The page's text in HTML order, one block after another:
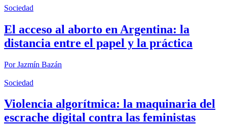
Sociedad
El acceso al aborto en Argentina: la
distancia entre el papel y la práctica
PorJazmín Bazán
Sociedad
Violencia algorítmica: la maquinaria del
escrache digital contra las feministas